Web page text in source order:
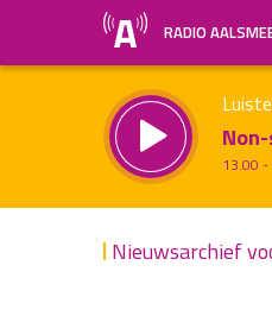
RADIO
13.00
Nieuwsarchief